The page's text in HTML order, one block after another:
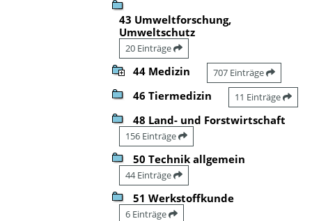
43 Umweltforschung,
Umweltschutz
20 Einträge
44 Medizin 707 Einträge
46 Tiermedizin 11 Einträge
48 Land- und Forstwirtschaft
156 Einträge
50 Technik allgemein
44 Einträge
51 Werkstoffkunde
6 Einträge